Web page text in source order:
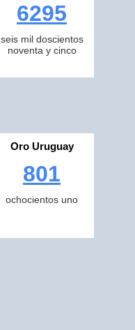
6295
seis mil doscientos
noventa y cinco
Oro Uruguay
801
ochocientos uno